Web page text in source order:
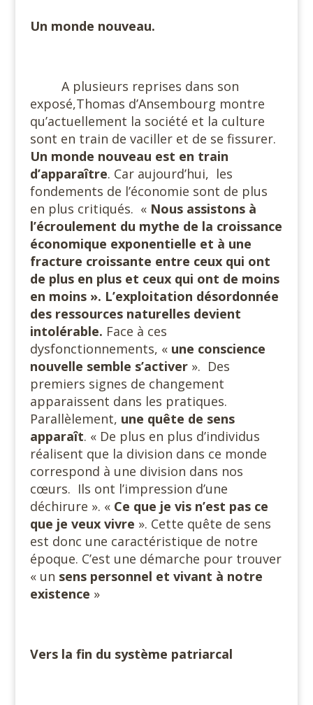
Un monde nouveau.
A plusieurs reprises dans son
exposé,Thomas d’Ansembourg montre
qu’actuellement la société et la culture
sont en train de vaciller et de se fissurer.
Un monde nouveau est en train
d’apparaître. Car aujourd’hui, les
fondements de l’économie sont de plus
en plus critiqués. « Nous assistons à
l’écroulement du mythe de la croissance
économique exponentielle et à une
fracture croissante entre ceux qui ont
de plus en plus et ceux qui ont de moins
en moins ». L’exploitation désordonnée
des ressources naturelles devient
intolérable. Face à ces
dysfonctionnements, « une conscience
nouvelle semble s’activer ». Des
premiers signes de changement
apparaissent dans les pratiques.
Parallèlement, une quête de sens
apparaît. « De plus en plus d’individus
réalisent que la division dans ce monde
correspond à une division dans nos
cœurs. Ils ont l’impression d’une
déchirure ». « Ce que je vis n’est pas ce
que je veux vivre ». Cette quête de sens
est donc une caractéristique de notre
époque. C’est une démarche pour trouver
« un sens personnel et vivant à notre
existence »
Vers la fin du système patriarcal